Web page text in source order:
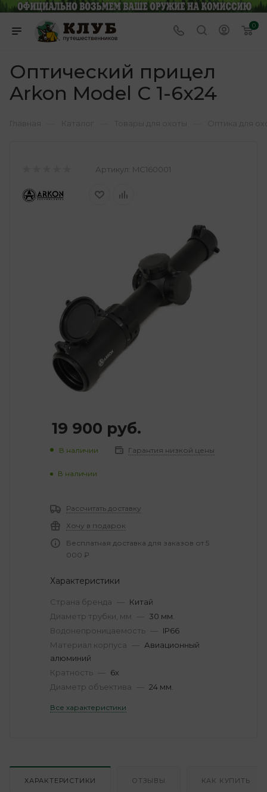
0
Оптический прицел
Arkon Model C 1-6x24
Артикул: MC160001
19 900 руб.
В наличии Гарантия низкой цены
В наличии
Рассчитать доставку
Хочу в подарок
Бесплатная доставка для заказов от 5
000 ₽
Характеристики
Страна бренда — Китай
Диаметр трубки, мм — 30 мм.
Водонепроницаемость — IP66
Материал корпуса — Авиационный
алюминий
Кратность — 6х
Диаметр объектива — 24 мм.
Все характеристики
ХАРАКТЕРИСТИКИ ОТЗЫВЫ КАК КУПИТЬ